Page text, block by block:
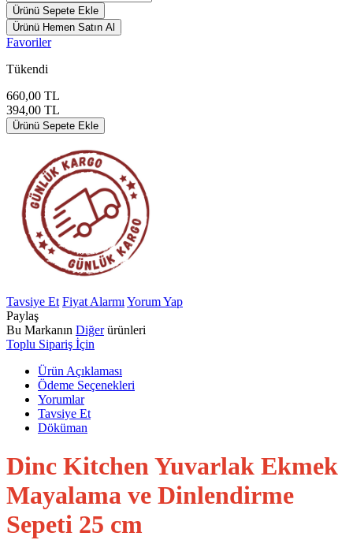
Ürünü Sepete Ekle
Ürünü Hemen Satın Al
Favoriler
Tükendi
660,00 TL
394,00 TL
Ürünü Sepete Ekle
Tavsiye Et Fiyat Alarmı Yorum Yap
Paylaş
Bu Markanın Diğerürünleri
Toplu Sipariş İçin
Ürün Açıklaması
Ödeme Seçenekleri
Yorumlar
Tavsiye Et
Döküman
Dinc Kitchen Yuvarlak Ekmek
Mayalama ve Dinlendirme
Sepeti 25 cm